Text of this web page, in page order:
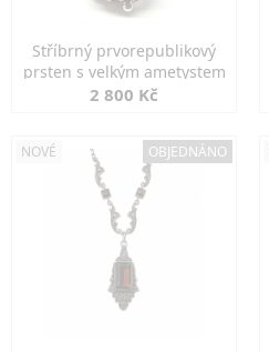
Stříbrný prvorepublikový
prsten s velkým ametystem
2 800 Kč
NOVÉ OBJEDNÁNO